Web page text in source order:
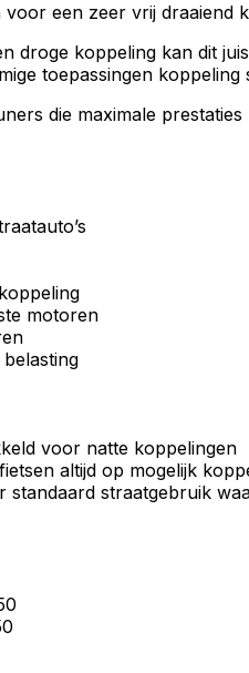
een zeer vrij draaiend
droge koppeling kan dit
toepassingen
die maximale
motoren
voor natte koppelingen
altijd op mogelijk
standaard straatgebruik